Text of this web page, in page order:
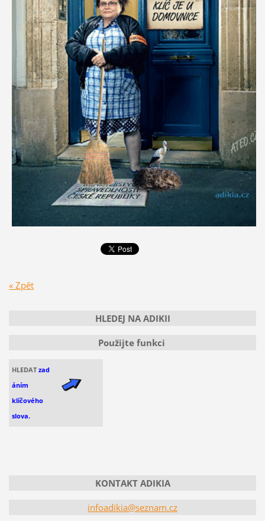
« Zpět
HLEDEJ NA ADIKII
Použijte funkci
HLEDAT zad
áním
klíčového
slova.
KONTAKT ADIKIA
infoadikia@seznam.cz